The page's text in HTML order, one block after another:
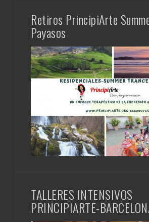
Retiros PrincipiArte
Payasos
TALLERES INTENSIVOS
PRINCIPIARTE-